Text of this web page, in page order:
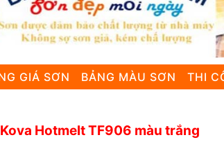
GIÁ SƠN BẢNG MÀU SƠN THI
Hotmelt TF906 màu trắng